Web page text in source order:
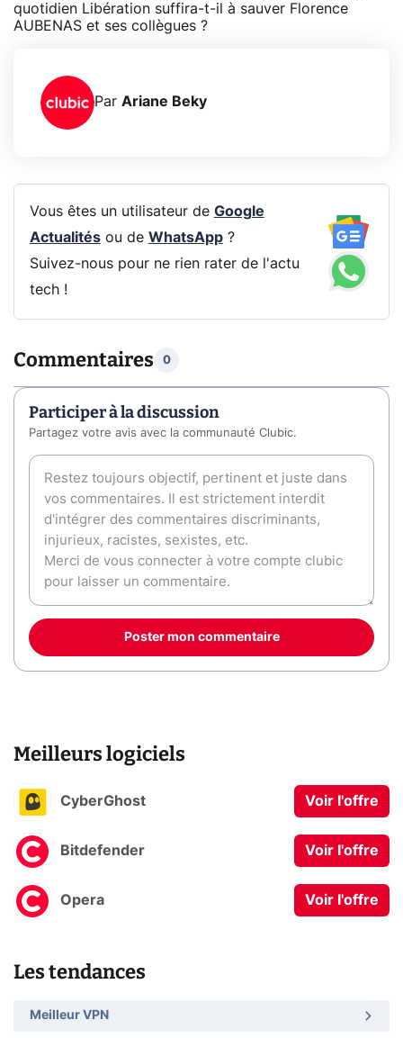
quotidien Libération suffira-t-il à sauver Florence
AUBENAS et ses collègues ?
Par Ariane Beky
Vous êtes un utilisateur de Google
Actualitésou de WhatsApp?
Suivez-nous pour ne rien rater de l'actu
tech !
Commentaires 0
Participer à la discussion
Partagez votre avis avec la communauté Clubic.
Poster mon commentaire
Meilleurs logiciels
CyberGhost Voir l'offre
Bitdefender Voir l'offre
Opera Voir l'offre
Les tendances
Meilleur VPN